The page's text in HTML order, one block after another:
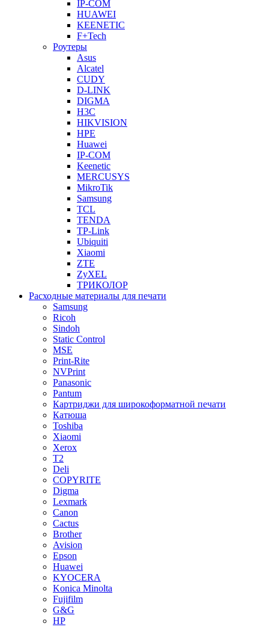
IP-COM
HUAWEI
KEENETIC
F+Tech
Роутеры
Asus
Alcatel
CUDY
D-LINK
DIGMA
H3C
HIKVISION
HPE
Huawei
IP-COM
Keenetic
MERCUSYS
MikroTik
Samsung
TCL
TENDA
TP-Link
Ubiquiti
Xiaomi
ZTE
ZyXEL
ТРИКОЛОР
Расходные материалы для печати
Samsung
Ricoh
Sindoh
Static Control
MSE
Print-Rite
NVPrint
Panasonic
Pantum
Картриджи для широкоформатной печати
Катюша
Toshiba
Xiaomi
Xerox
T2
Deli
COPYRITE
Digma
Lexmark
Canon
Cactus
Brother
Avision
Epson
Huawei
KYOCERA
Konica Minolta
Fujifilm
G&G
HP